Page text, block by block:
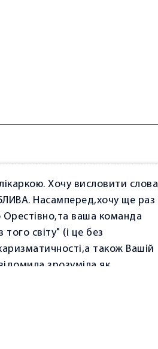
Хочу висловити слова
Насамперед,хочу ще раз
ваша команда
світу" (і це без
також Вашій
свого здоров'я,що у мене
навіть не вартує.А
справи,а ще й лікар-
та підтримкою. Чесно
плакала...В той